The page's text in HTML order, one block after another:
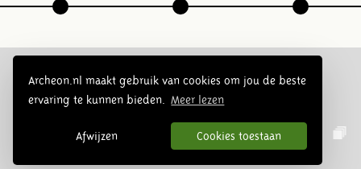
Archeon.nl maakt gebruik van cookies om jou de beste
ervaring te kunnen bieden.
Meer lezen
Afwijzen Cookies toestaan
Folge uns: